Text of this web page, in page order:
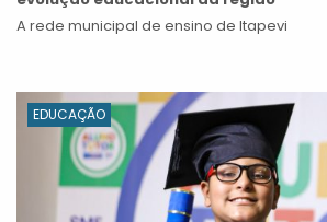
A rede municipal de ensino de Itapevi
EDUCAÇÃO